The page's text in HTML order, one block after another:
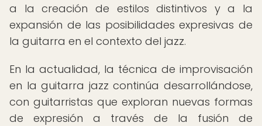
a la creación de estilos distintivos y a la
expansión de las posibilidades expresivas de
la guitarra en el contexto del jazz.
En la actualidad, la técnica de improvisación
en la guitarra jazz continúa desarrollándose,
con guitarristas que exploran nuevas formas
de expresión a través de la fusión de